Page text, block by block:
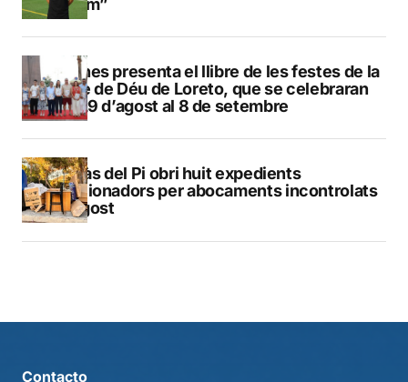
estem”
Duanes presenta el llibre de les festes de la
Mare de Déu de Loreto, que se celebraran
del 29 d’agost al 8 de setembre
L’Alfàs del Pi obri huit expedients
sancionadors per abocaments incontrolats
a l’agost
Contacto